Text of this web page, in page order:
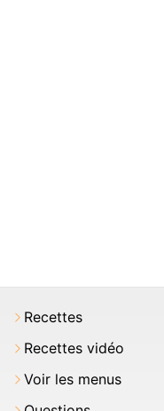
Recettes
Recettes vidéo
Voir les menus